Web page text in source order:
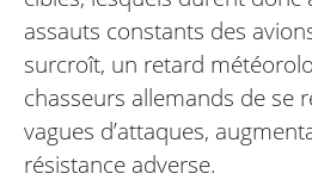
assauts constants des
surcroît, un retard
chasseurs allemands de se
vagues d’attaques,
résistance adverse.